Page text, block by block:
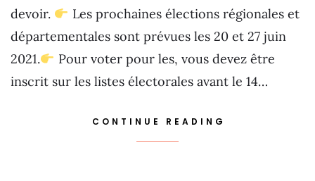
devoir.
Les prochaines élections régionales et
départementales sont prévues les 20 et 27 juin
2021.
Pour voter pour les, vous devez être
inscrit sur les listes électorales avant le 14…
CONTINUE READING